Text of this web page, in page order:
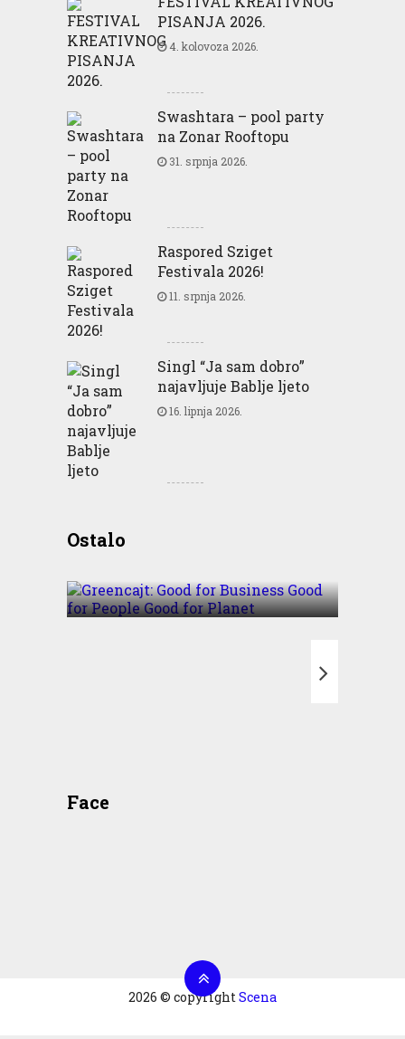
PISANJA 2026.
4. kolovoza 2026.
Swashtara – pool party
na Zonar Rooftopu
31. srpnja 2026.
Raspored Sziget
Festivala 2026!
11. srpnja 2026.
Singl “Ja sam dobro”
najavljuje Bablje ljeto
16. lipnja 2026.
OstaloBusiness Good for People
Face
2026 © copyrightScena